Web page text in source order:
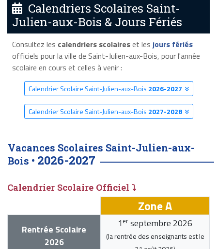
Calendriers Scolaires Saint-
Julien-aux-Bois & Jours Fériés
Consultez les calendriers scolaireset les jours fériés
officiels pour la ville de Saint-Julien-aux-Bois, pour l'année
scolaire en cours et celles à venir :
Calendrier Scolaire Saint-Julien-aux-Bois 2026-2027
Calendrier Scolaire Saint-Julien-aux-Bois 2027-2028
Vacances Scolaires Saint-Julien-aux-
Bois • 2026-2027
Calendrier Scolaire Officiel ⤵
Zone A
Rentrée Scolaire
2026
1 er septembre 2026
(la rentrée des enseignants est le